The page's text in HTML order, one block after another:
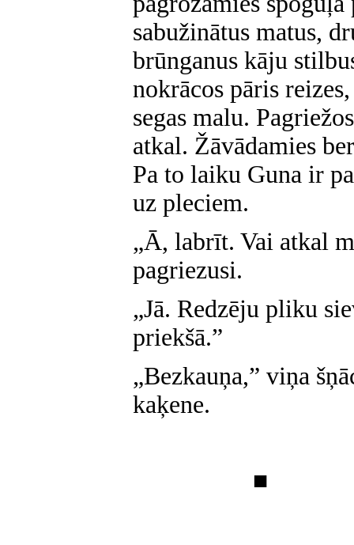
sabužinātus matus,
brūnganus kāju
nokrācos pāris
segas malu.
atkal. Žāvādamies
Pa to laiku Guna ir
uz pleciem.
„Ā, labrīt. Vai atkal
pagriezusi.
„Jā. Redzēju pliku
priekšā.”
„Bezkauņa,” viņa
kaķene.
■